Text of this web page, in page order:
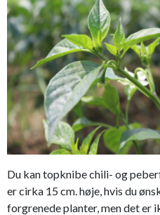
Du kan topknibe chili- og
er cirka 15 cm. høje, hvis du
forgrenede planter, men det er